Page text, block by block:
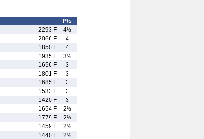
Pts
2293 F
4½
2066 F
4
1850 F
4
1935 F
3½
1656 F
3
1801 F
3
1685 F
3
1533 F
3
1420 F
3
1654 F
2½
1779 F
2½
1459 F
2½
1440 F
2½